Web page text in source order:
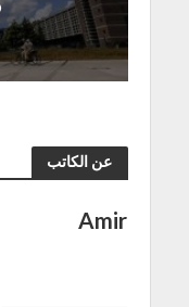
عن الكاتب
Amir